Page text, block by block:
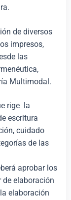
de diversos
impresos,
las
Multimodal.
rige la
escritura
cuidado
de las
aprobar los
elaboración
elaboración